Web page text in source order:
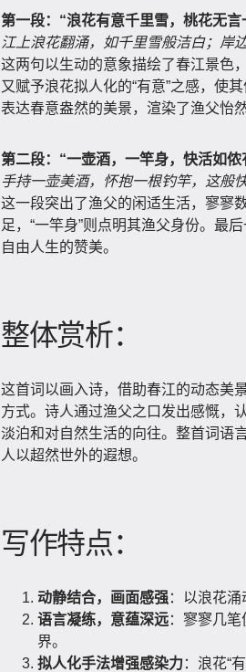
第一段：“浪花有意千里雪，桃花无言
江上浪花翻涌，如千里雪般洁白；岸
这两句以生动的意象描绘了春江景色
又赋予浪花拟人化的“有意”之感，使
表达春意盎然的美景，渲染了渔父怡
第二段：“一壶酒，一竿身，快活如侬
手持一壶美酒，怀抱一根钓竿，这般
这一段突出了渔父的闲适生活，寥寥
足，“一竿身”则点明其渔父身份。最
自由人生的赞美。
整体赏析：
这首词以画入诗，借助春江的动态美
方式。诗人通过渔父之口发出感慨，
淡泊和对自然生活的向往。整首词语
人以超然世外的遐想。
写作特点：
动静结合，画面感强：以浪花
语言凝练，意蕴深远：寥寥几
界。
拟人化手法增强感染力：浪花“